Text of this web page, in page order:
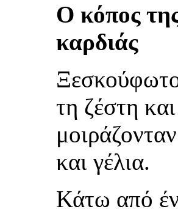
Ο κόπος
καρδιάς
τη ζέστη
και γέλια.
Κάτω από